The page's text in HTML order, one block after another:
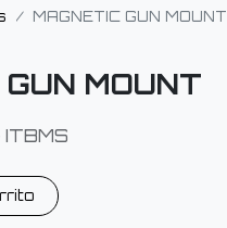
MAGNETIC GUN MOUNT
MOUNT
ITBMS